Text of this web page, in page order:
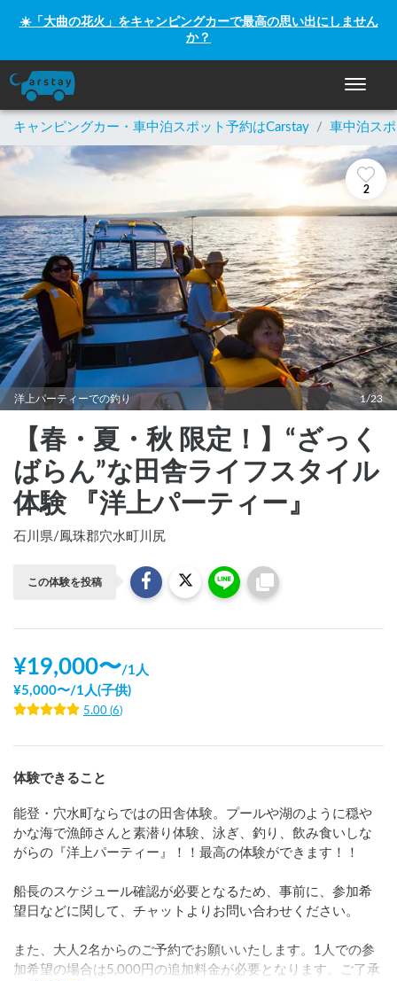
☀️「大曲の花火」をキャンピングカーで最高の思い出にしません
か？
ナビゲ
キャンピングカー・車中泊スポット予約はCarstay / 車中泊ス
2
洋上パーティーでの釣り 1/23
【春・夏・秋 限定！】“ざっく
ばらん”な田舎ライフスタイル
体験 『洋上パーティー』
石川県/鳳珠郡穴水町川尻
この体験を投稿
¥19,000〜/1人
¥5,000〜/1人(子供)
5.00 (6)
体験できること
能登・穴水町ならではの田舎体験。プールや湖のように穏や
かな海で漁師さんと素潜り体験、泳ぎ、釣り、飲み食いしな
がらの『洋上パーティー』！！最高の体験ができます！！
船長のスケジュール確認が必要となるため、事前に、参加希
望日などに関して、チャットよりお問い合わせください。
また、大人2名からのご予約でお願いいたします。1人での参
加希望の場合は5,000円の追加料金が必要となります。ご了承